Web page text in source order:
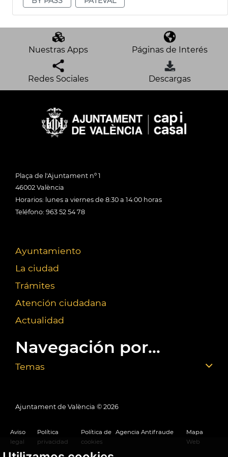
Nuestras Apps Páginas de Interés
Redes Sociales Descargas
Plaça de l'Ajuntament nº 1
46002 València
Horarios: lunes a viernes de 8:30 a 14:00 horas
Teléfono: 963 52 54 78
Ayuntamiento
La ciudad
Trámites
Atención ciudadana
Actualidad
Navegación por...
Temas
Ajuntament de València © 2026
Aviso
legal
Política
privacidad
Política de
cookies
Agencia Antifraude
Mapa
Web